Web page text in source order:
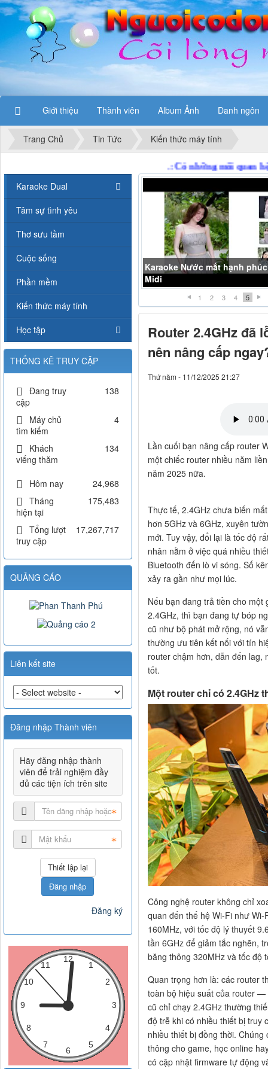
Giới thiệu Thành viên Album Ảnh Danh ngôn
Trang Chủ Tin Tức Kiến thức máy tính
Karaoke chảng trai dễ
Midi )
1 2 3 4 5
Router 2.4GHz đã
nên nâng cấp
Thứ năm - 11/12/2025 21:27
Lần cuối bạn nâng cấp router
một chiếc router nhiều năm
năm 2025 nữa.
Thực tế, 2.4GHz chưa biến
hơn 5GHz và 6GHz, xuyên
mới. Tuy vậy, đổi lại là tốc độ
nhân nằm ở việc quá nhiều
Bluetooth đến lò vi sóng. Số
xảy ra gần như mọi lúc.
Nếu bạn đang trả tiền cho
2.4GHz, thì bạn đang tự bóp
cũ như bộ phát mở rộng, nó
thường ưu tiên kết nối với tín
router chậm hơn, dẫn đến lag,
tốt.
Một router chỉ có 2.4GHz
Công nghệ router không chỉ
quan đến thế hệ Wi-Fi như
160MHz, với tốc độ lý thuyết
tần 6GHz để giảm tắc nghẽn,
băng thông 320MHz và tốc độ
Quan trọng hơn là: các router
toàn bộ hiệu suất của router
cũ chỉ chạy 2.4GHz thường
độ trễ khi có nhiều thiết bị truy
nhiều thiết bị đồng thời.
thông cho game, học online
có cập nhật firmware tự động
Karaoke Dual
Tâm sự tình yêu
Thơ sưu tầm
Cuộc sống
Phần mềm
Kiến thức máy tính
Học tập
THỐNG KÊ TRUY CẬP
Đang truy
cập
138
Máy chủ
tìm kiếm
4
Khách
viếng thăm
134
Hôm nay
24,968
Tháng
hiện tại
175,483
Tổng lượt
truy cập
17,267,717
QUẢNG CÁO
Liên kết site
Đăng nhập Thành viên
Hãy đăng nhập thành
viên để trải nghiệm đầy
đủ các tiện ích trên site
Đăng nhập
Đăng ký